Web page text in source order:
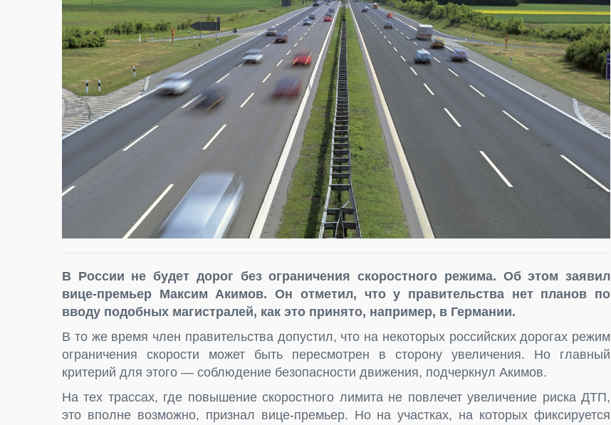
В России не будет дорог без ограничения скоростного режима. Об этом заявил
вице-премьер Максим Акимов. Он отметил, что у правительства нет планов по
вводу подобных магистралей, как это принято, например, в Германии.
В то же время член правительства допустил, что на некоторых российских дорогах режим
ограничения скорости может быть пересмотрен в сторону увеличения. Но главный
критерий для этого — соблюдение безопасности движения, подчеркнул Акимов.
На тех трассах, где повышение скоростного лимита не повлечет увеличение риска ДТП,
это вполне возможно, признал вице-премьер. Но на участках, на которых фиксируется